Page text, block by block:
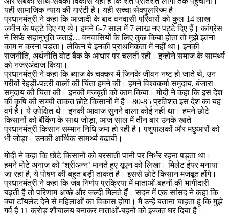
यही सामाजिक न्याय की गारंटी है। यही सच्चा सेक्युलरिज्म है।
प्रधानमंत्री ने कहा कि आजादी के बाद वनवासी परिवारों को कुल 14 लाख
जमीन के पट्टे दिए गए थे। हमने 6-7 साल में 7 लाख नए पट्टे दिए हैं। कांग्रेस
ने सिर्फ सहानुभूति जताई… वनवासियों के लिए कुछ किया होता तो मुझे इतना
काम न करना पड़ता। लेकिन ये इनकी प्राथमिकता में नहीं था। इनकी
राजनीति, अर्थनीति वोट बैंक के आधार पर चलती रही। इन्होंने समाज के सामर्थ्य
को नजरअंदाज किया।
प्रधानमंत्री ने कहा कि ब्याज के चक्कर में जिनके जीवन नष्ट हो जाते थे, उन
गरीबों रेहड़ी-पटरी वालों की चिंता हमने की। हमने विश्वकर्मा समुदाय, बंजारा
समुदाय की चिंता की। इनकी मजबूती को काम किया। मोदी ने कहा कि इस देश
की कृषि की सच्ची ताकत छोटे किसानों में है। 80-85 प्रतिशत इस देश का यह
वर्ग है। ये उपेक्षित थे। इनकी आवाज सुनने वाला कोई नहीं था। हमने छोटे
किसानों को बैंकिंग के साथ जोड़ा, आज साल में तीन बार उनके खाते
प्रधानमंत्री किसान सम्मान निधि जमा हो रही है। पशुपालकों और मछुआरों को
भी जोड़ा। उनकी आर्थिक सामर्थ्य बढ़ायी।
मोदी ने कहा कि छोटे किसानों को बरसाती पानी पर निर्भर रहना पड़ता था।
हमने मोटे अनाज को ‘श्रीअन्न’ मानते हुए यूएन को लिखा। मिलेट ईयर मनाया
जा रहा है, ये पोषण की बहुत बड़ी ताकत है। इससे छोटे किसान मजबूत होंगे।
प्रधानमंत्री ने कहा कि जब निर्णय प्रक्रिया में माताओं-बहनों की भागीदारी
बढ़ती है तो परिणाम अच्छे और जल्दी मिलते हैं। सदन में एक सांसद ने कहा कि
क्या टॉयलेट देने से महिलाओं का विकास होगा। मैं उन्हें बताना चाहता हूं कि मुझे
गर्व है 11 करोड़ शौचालय बनाकर माताओं-बहनों को इज्जत घर दिया है।